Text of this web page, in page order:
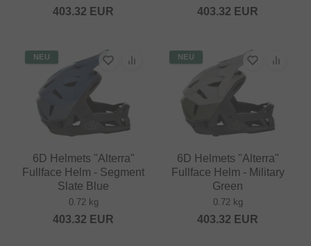
403.32 EUR 403.32 EUR
NEU
6D Helmets "Alterra"
Fullface Helm - Segment
Slate Blue
0.72 kg
403.32 EUR
NEU
6D Helmets "Alterra"
Fullface Helm - Military
Green
0.72 kg
403.32 EUR